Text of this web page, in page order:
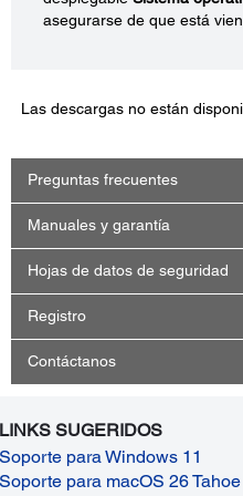
asegurarse de que está
Las descargas no están
Preguntas frecuentes
Manuales y garantía
Hojas de datos de seguridad
Registro
Contáctanos
LINKS SUGERIDOS
Soporte para Windows 11
Soporte para macOS 26 Tahoe